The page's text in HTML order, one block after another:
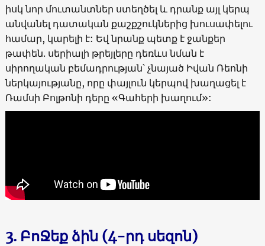
իսկ նոր մուտանտներ ստեղծել և դրանք այլ կերպ
անվանել դատական քաշքշուկներից խուսափելու
համար, կարելի է: Եվ նրանք պետք է ջանքեր
թափեն. սերիալի թրեյլերը դեռևս նման է
սիրողական բեմադրության՝ չնայած Իվան Ռեոնի
ներկայությանը, որը փայլուն կերպով խաղացել է
Ռամսի Բոլթոնի դերը «Գահերի խաղում»:
3. ԲոՋեք ձին (4-րդ սեզոն)